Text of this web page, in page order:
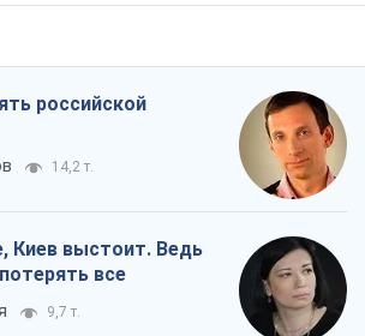
российской
14,2 т.
Киев выстоит. Ведь
все
9,7 т.